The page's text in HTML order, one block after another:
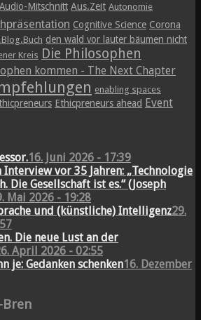
Audio-Mitschnitt Aus.Zeit Autonomie
Cognitive Science Corona
den wald vor lauter bäumen nicht
Kreis Die Philosophen
kommen - The Next Chapter
enabling spaces
Ethicpreneurs ahead Event
16. Juni 2026 - 17:39
Interview vor 35 Jahren: „Technologie
Die Gesellschaft ist es.“ (Joseph
Mai 2026 - 19:28
und (künstliche) Intelligenz29.
Die neue Lust an der
April 2026 - 02:55
je: Gedanken schenken16. Dezember
Bren